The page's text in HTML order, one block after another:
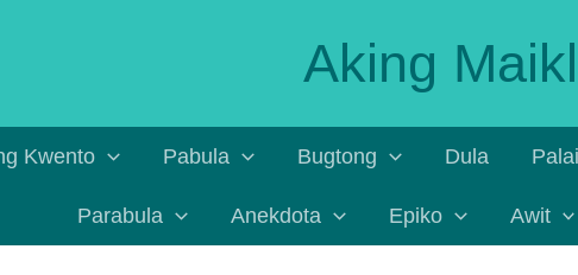
Aking
Kwento Pabula Bugtong Dula
Parabula Anekdota Epiko Awit